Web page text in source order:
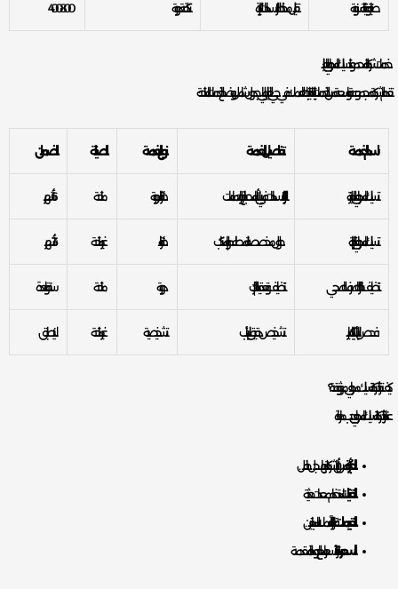
صيانة وقائية سنوية تقليل مخاطر الانسدادات الكبيرة تكلفة دورية 400-800
خدمات شركة المحمود لتسليك المجاري بالعليا
تقدم الشركة مجموعة واسعة من الخدمات لتلبية احتياجات العملاء في حي العليا. فيما يلي جدول شامل يوضح الخدمات المتاحة:
اسم الخدمة تفاصيل الخدمة نوع الخدمة الصيانة الضمان
تسليك المجاري المنزلية إزالة الانسدادات في أنابيب المطابخ والحمامات طارئة/دورية متاحة 6 أشهر
تسليك المجاري التجارية حلول مخصصة للمطاعم والمكاتب طارئة غير متاحة 3 أشهر
تنظيف خزانات الصرف الصحي تنظيف وتعقيم الخزانات دورية متاحة سنة واحدة
فحص الأنابيب بالكاميرا تشخيص دقيق للأنابيب تشخيصية غير متاحة لا ينطبق
كيف تختار شركة تسليك مجاري موثوقة؟
عند اختيار شركة لتسليك المجاري، يجب مراعاة:
الخبرة: تأكد من أن الشركة لديها سجل حافل.
التقنيات: استخدام معدات حديثة.
التقييمات : قراءة آراء العملاء السابقين.
السعر: مقارنة الأسعار مع الجودة المقدمة.